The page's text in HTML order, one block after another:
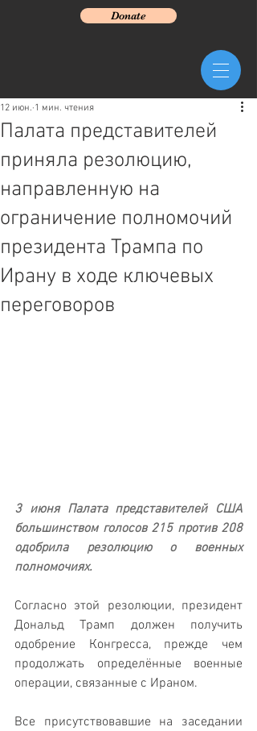
Donate
Палата представителей
приняла резолюцию,
направленную на
ограничение полномочий
президента Трампа по
Ирану в ходе ключевых
переговоров
12 июн. 1 мин. чтения
3 июня Палата представителей США
большинством голосов 215 против 208
одобрила резолюцию о военных
полномочиях.
Согласно этой резолюции, президент
Дональд Трамп должен получить
одобрение Конгресса, прежде чем
продолжать определённые военные
операции, связанные с Ираном.
Все присутствовавшие на заседании